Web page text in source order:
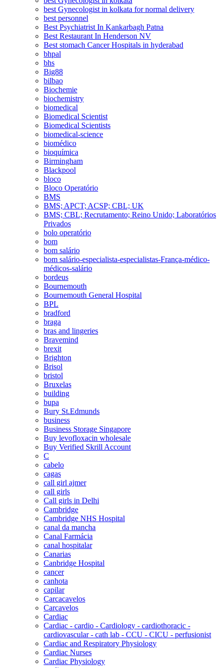
best Gynecologist in kolkata for normal delivery
best personnel
Best Psychiatrist In Kankarbagh Patna
Best Restaurant In Henderson NV
Best stomach Cancer Hospitals in hyderabad
bhpal
bhs
Big88
bilbao
Biochemie
biochemistry
biomedical
Biomedical Scientist
Biomedical Scientists
biomedical-science
biomédico
bioquímica
Birmingham
Blackpool
bloco
Bloco Operatório
BMS
BMS; APCT; ACSP; CBL; UK
BMS; CBL; Recrutamento; Reino Unido; Laboratórios
Privados
bolo operatório
bom
bom salário
bom salário-especialista-especialistas-França-médico-
médicos-salário
bordeus
Bournemouth
Bournemouth General Hospital
BPL
bradford
braga
bras and lingeries
Bravemind
brexit
Brighton
Brisol
bristol
Bruxelas
building
bupa
Bury St.Edmunds
business
Business Storage Singapore
Buy levofloxacin wholesale
Buy Verified Skrill Account
C
cabelo
cagas
call girl ajmer
call girls
Call girls in Delhi
Cambridge
Cambridge NHS Hospital
canal da mancha
Canal Farmácia
canal hospitalar
Canarias
Canbridge Hospital
cancer
canhota
capilar
Carcacavelos
Carcavelos
Cardiac
Cardiac - cardio - Cardiology - cardiothoracic -
cardiovascular - cath lab - CCU - CICU - perfusionist
Cardiac and Respiratory Physiology
Cardiac Nurses
Cardiac Physiology